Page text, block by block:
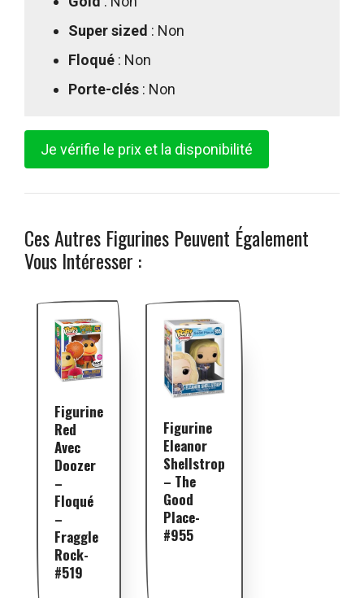
Super sized : Non
Floqué : Non
Porte-clés : Non
Je vérifie le prix et la disponibilité
Ces Autres Figurines Peuvent Également
Vous Intéresser :
Figurine
Red
Avec
Doozer
–
Floqué
–
Fraggle
Rock-
#519
Figurine
Eleanor
Shellstrop
– The
Good
Place-
#955